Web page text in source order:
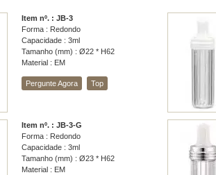
Item nº. : JB-3
Forma : Redondo
Capacidade : 3ml
Tamanho (mm) : Ø22 * H62
Material : EM
Pergunte Agora Top
Item nº. : JB-3-G
Forma : Redondo
Capacidade : 3ml
Tamanho (mm) : Ø23 * H62
Material : EM